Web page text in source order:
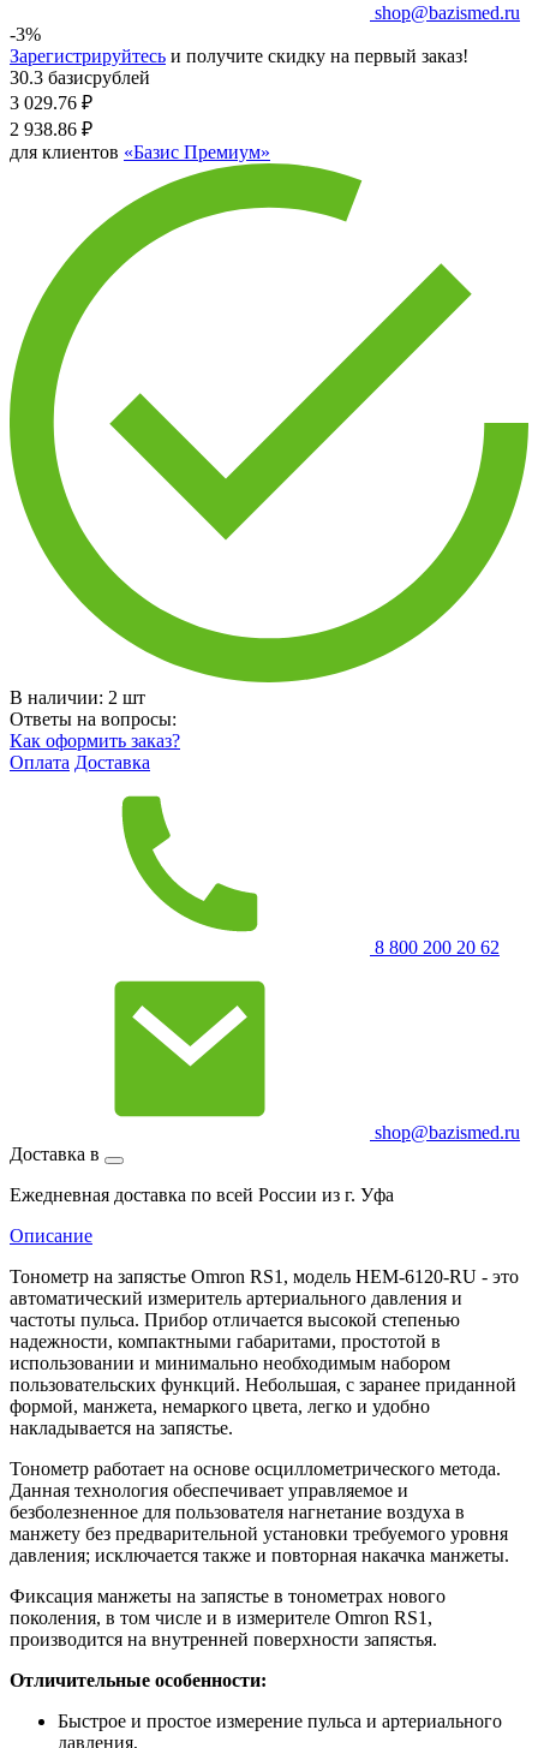
shop@bazismed.ru
-3%
Зарегистрируйтесь и получите скидку на первый заказ!
30.3 базисрублей
3 029.76 ₽
2 938.86 ₽
для клиентов «Базис Премиум»
В наличии: 2 шт
Ответы на вопросы:
Как оформить заказ?
Оплата Доставка
8 800 200 20 62
shop@bazismed.ru
Доставка в
Ежедневная доставка по всей России из г. Уфа
Описание
Тонометр на запястье Omron RS1, модель HEM-6120-RU - это
автоматический измеритель артериального давления и
частоты пульса. Прибор отличается высокой степенью
надежности, компактными габаритами, простотой в
использовании и минимально необходимым набором
пользовательских функций. Небольшая, с заранее приданной
формой, манжета, немаркого цвета, легко и удобно
накладывается на запястье.
Тонометр работает на основе осциллометрического метода.
Данная технология обеспечивает управляемое и
безболезненное для пользователя нагнетание воздуха в
манжету без предварительной установки требуемого уровня
давления; исключается также и повторная накачка манжеты.
Фиксация манжеты на запястье в тонометрах нового
поколения, в том числе и в измерителе Omron RS1,
производится на внутренней поверхности запястья.
Отличительные особенности:
Быстрое и простое измерение пульса и артериального
давления,